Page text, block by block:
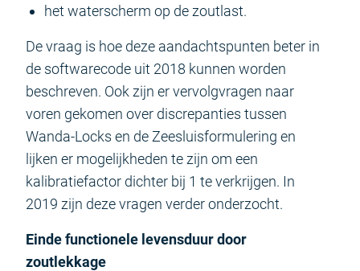
het waterscherm op de zoutlast.
De vraag is hoe deze aandachtspunten beter in
de software­code uit 2018 kunnen worden
beschreven. Ook zijn er vervolgvragen naar
voren gekomen over discrepanties tussen
Wanda-Locks en de Zeesluisformulering en
lijken er mogelijkheden te zijn om een
kalibratiefactor dichter bij 1 te verkrijgen. In
2019 zijn deze vragen verder onderzocht.
Einde functionele levensduur door
zoutlekkage